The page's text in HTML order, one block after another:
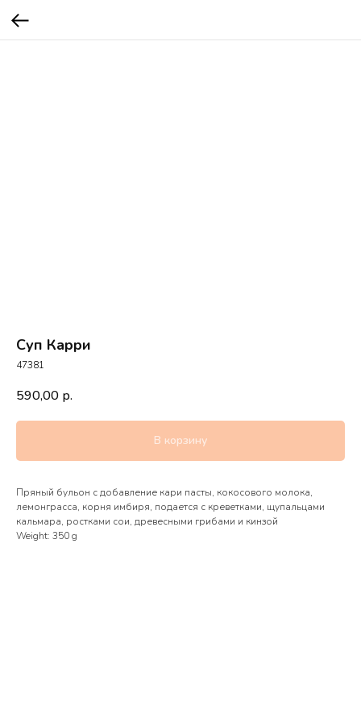
Суп Карри
47381
590,00 р.
В корзину
Пряный бульон с добавление кари пасты, кокосового молока,
лемонграсса, корня имбиря, подается с креветками, щупальцами
кальмара, ростками сои, древесными грибами и кинзой
Weight: 350 g